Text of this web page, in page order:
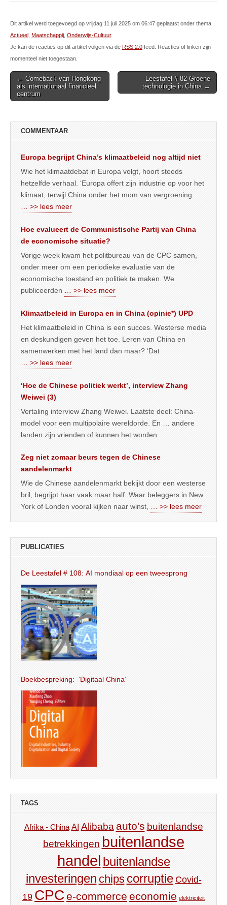
Dit artikel werd toegevoegd op vrijdag 11 juli 2025 om 06:47 geplaatst onder thema
Actueel Maatschappij Onderwijs-Cultuur.
Je kan de reacties op dit artikel volgen via de RSS 2.0 feed. Reacties of linken zijn
momenteel niet toegestaan.
Post
navigation
← Comeback van Hongkong
als internationaal financieel
centrum
Leestafel # 82 Groene
technologie in China →
COMMENTAAR
Europa begrijpt China’s klimaatbeleid nog altijd niet
Wie het klimaatdebat in Europa volgt, hoort steeds
hetzelfde verhaal. ‘Europa offert zijn industrie op voor het
klimaat, terwijl China onder het mom van vergroening
… >> lees meer
Hoe evalueert de Communistische Partij van China
de economische situatie?
Vorige week kwam het politbureau van de CPC samen,
onder meer om een periodieke evaluatie van de
economische toestand en politiek te maken. We
publiceerden
… >> lees meer
Klimaatbeleid in Europa en in China (opinie*) UPD
Het klimaatbeleid in China is een succes. Westerse media
en deskundigen geven het toe. Leren van China en
samenwerken met het land dan maar? ‘Dat
… >> lees meer
‘Hoe de Chinese politiek werkt’, interview Zhang
Weiwei (3)
Vertaling interview Zhang Weiwei. Laatste deel: China-
model voor een multipolaire wereldorde. En … andere
landen zijn vrienden of kunnen het worden.
Zeg niet zomaar beurs tegen de Chinese
aandelenmarkt
Wie de Chinese aandelenmarkt bekijkt door een westerse
bril, begrijpt haar vaak maar half. Waar beleggers in New
York of Londen vooral kijken naar winst,
… >> lees meer
PUBLICATIES
De Leestafel # 108: AI mondiaal op een tweesprong
Boekbespreking: ‘Digitaal China’
TAGS
Afrika - China AI Alibaba auto's buitenlandse
betrekkingen buitenlandse
handel buitenlandse
investeringen chips corruptie Covid-
19 CPC e-commerce economie elektriciteit